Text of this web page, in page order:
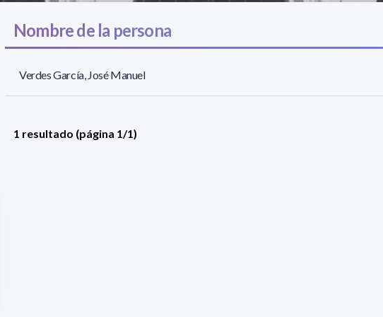
Nombre de la persona
Verdes García, José Manuel
1 resultado (página 1/1)